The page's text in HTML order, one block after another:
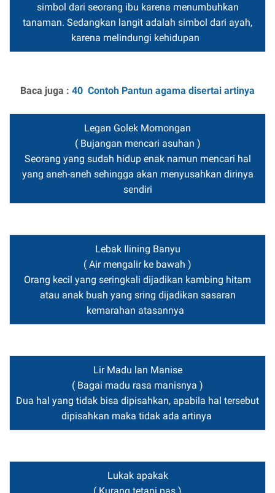
simbol dari seorang ibu karena menumbuhkan
tanaman. Sedangkan langit adalah simbol dari ayah,
karena melindungi kehidupan
Baca juga : 40 Contoh Pantun agama disertai artinya
Legan Golek Momongan
( Bujangan mencari asuhan )
Seorang yang sudah hidup enak namun mencari hal
yang aneh-aneh sehingga akan menyusahkan dirinya
sendiri
Lebak Ilining Banyu
( Air mengalir ke bawah )
Orang kecil yang seringkali dijadikan kambing hitam
atau anak buah yang sring dijadikan sasaran
kemarahan atasannya
Lir Madu lan Manise
( Bagai madu rasa manisnya )
Dua hal yang tidak bisa dipisahkan, apabila hal tersebut
dipisahkan maka tidak ada artinya
Lukak apakak
( Kurang tetapi pas )